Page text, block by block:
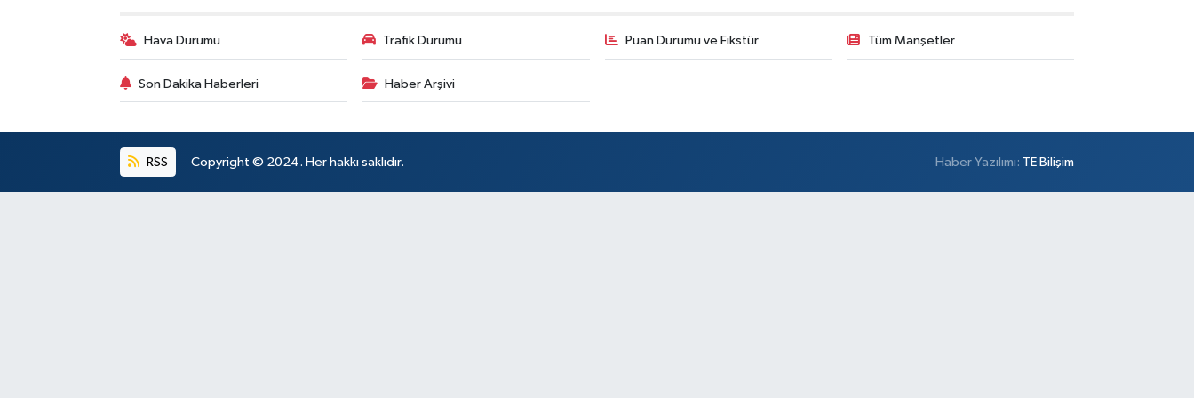
0 (501) 100 74 63 Yol Tarifi Al
Sokak,No:34 A
Yol Tarifi Al
Hava Durumu Trafik Durumu Puan Durumu ve Fikstür Tüm Manşetler
Son Dakika Haberleri Haber Arşivi
RSS Copyright © 2024. Her hakkı saklıdır. Haber Yazılımı: TE Bilişim